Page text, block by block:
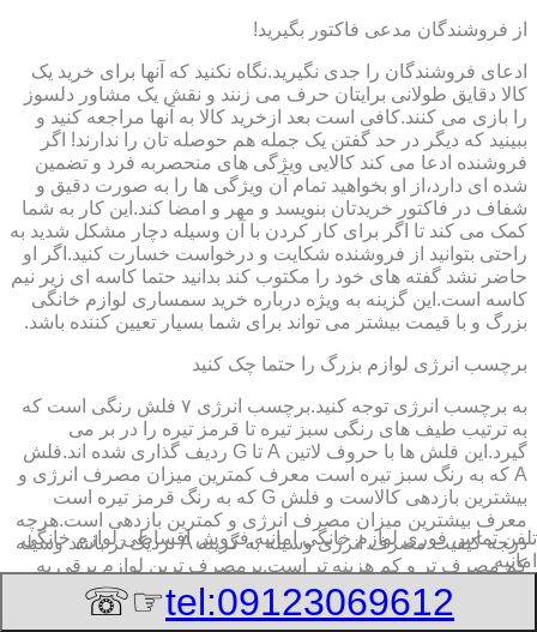
از فروشندگان مدعی فاکتور بگیرید!
ادعای فروشندگان را جدی نگیرید.نگاه نکنید که آنها برای خرید یک
کالا دقایق طولانی برایتان حرف می زنند و نقش یک مشاور دلسوز
را بازی می کنند.کافی است بعد ازخرید کالا به آنها مراجعه کنید و
ببینید که دیگر در حد گفتن یک جمله هم حوصله تان را ندارند! اگر
فروشنده ادعا می کند کالایی ویژگی های منحصربه فرد و تضمین
شده ای دارد،از او بخواهید تمام آن ویژگی ها را به صورت دقیق و
شفاف در فاکتور خریدتان بنویسد و مهر و امضا کند.این کار به شما
کمک می کند تا اگر برای کار کردن با آن وسیله دچار مشکل شدید به
راحتی بتوانید از فروشنده شکایت و درخواست خسارت کنید.اگر او
حاضر نشد گفته های خود را مکتوب کند بدانید حتما کاسه ای زیر نیم
کاسه است.این گزینه به ویژه درباره خرید سمساری لوازم خانگی
بزرگ و با قیمت بیشتر می تواند برای شما بسیار تعیین کننده باشد.
برچسب انرژی لوازم بزرگ را حتما چک کنید
به برچسب انرژی توجه کنید.برچسب انرژی ٧ فلش رنگی است که
به ترتیب طیف های رنگی سبز تیره تا قرمز تیره را در بر می
گیرد.این فلش ها با حروف لاتین A تا G ردیف گذاری شده اند.فلش
A که به رنگ سبز تیره است معرف کمترین میزان مصرف انرژی و
بیشترین بازدهی کالاست و فلش G که به رنگ قرمز تیره است
معرف بیشترین میزان مصرف انرژی و کمترین بازدهی است.هرچه
درجه کیفیت مصرف انرژی وسیله به گزینه A نزدیک تر باشد وسیله
کم مصرف تر و کم هزینه تر است.پرمصرف ترین لوازم برقی به
ترتیب یخچال،ماشین لباسشویی،فریزر و ماشین ظرفشویی
است.دقت به برچسب انرژی برای این وسایل اهمیت بیشتری دارد.
تلفن تماس فوری لوازم خانگی امانیه,فروش اقساطی لوازم خانگی
امانیه
tel:09123069612
☞☏